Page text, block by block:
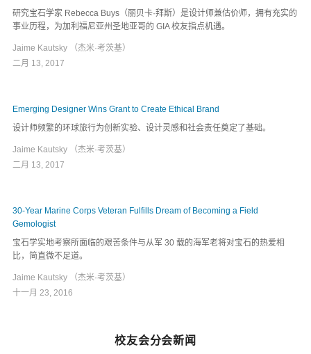
研究宝石学家 Rebecca Buys（丽贝卡·拜斯）是设计师兼估价师，拥有充实的
事业历程，为加利福尼亚州圣地亚哥的 GIA 校友指点机遇。
Jaime Kautsky （杰米·考茨基）
二月 13, 2017
Emerging Designer Wins Grant to Create Ethical Brand
设计师频繁的环球旅行为创新实验、设计灵感和社会责任奠定了基础。
Jaime Kautsky （杰米·考茨基）
二月 13, 2017
30-Year Marine Corps Veteran Fulfills Dream of Becoming a Field
Gemologist
宝石学实地考察所面临的艰苦条件与从军 30 载的海军老将对宝石的热爱相
比，简直微不足道。
Jaime Kautsky （杰米·考茨基）
十一月 23, 2016
校友会分会新闻